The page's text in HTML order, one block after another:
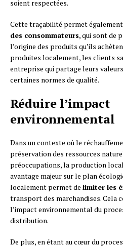
soient respectées.
Cette traçabilité permet
des consommateurs, qui sont de
l’origine des produits qu’ils
produites localement, les clients
entreprise qui partage leurs
certaines normes de qualité.
Réduire l’impact
environnemental
Dans un contexte où le
préservation des ressources
préoccupations, la production
avantage majeur sur le plan
localement permet de limiter les
transport des marchandises. Cela
l’impact environnemental du
distribution.
De plus, en étant au cœur du